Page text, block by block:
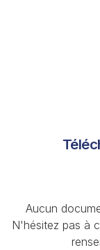
Aucun
N'hésitez pas à